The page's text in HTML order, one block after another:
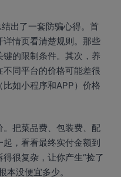
出了一套防骗心得。首
情页看清楚规则。那些
的限制条件。其次，养
同平台的价格可能差很
如小程序和APP）价格
把菜品费、包装费、配
，看看最终实付金额到
很复杂，让你产生“捡了
本没便宜多少。